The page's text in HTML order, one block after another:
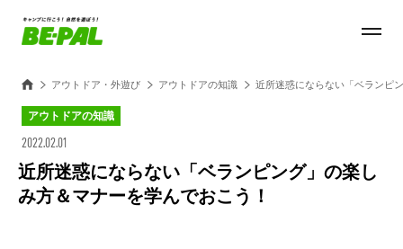
アウトドア・外遊び アウトドアの知識 近所迷惑にならない「ベランピ
アウトドアの知識
2022.02.01
近所迷惑にならない「ベランピング」の楽し
み方＆マナーを学んでおこう！